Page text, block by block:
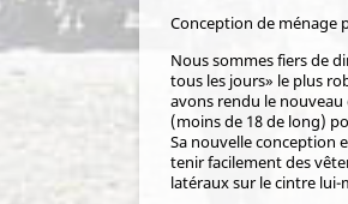
Conception de ménage
Nous sommes fiers de
tous les jours» le plus
avons rendu le
(moins de 18 de long)
Sa nouvelle conception
tenir facilement des
latéraux sur le cintre lui-